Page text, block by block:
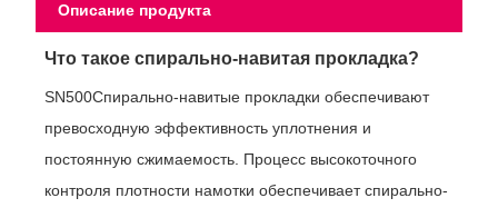
Описание продукта
Что такое спирально-навитая прокладка?
SN500Спирально-навитые прокладки обеспечивают
превосходную эффективность уплотнения и
постоянную сжимаемость. Процесс высокоточного
контроля плотности намотки обеспечивает спирально-